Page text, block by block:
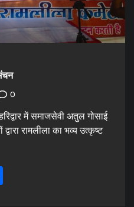
0
में समाजसेवी अतुल गोसाई
रामलीला का भव्य उत्कृष्ट